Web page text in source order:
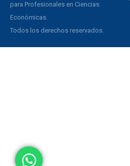
para Profesionales en Ciencias
Económicas.
Todos los derechos reservados.